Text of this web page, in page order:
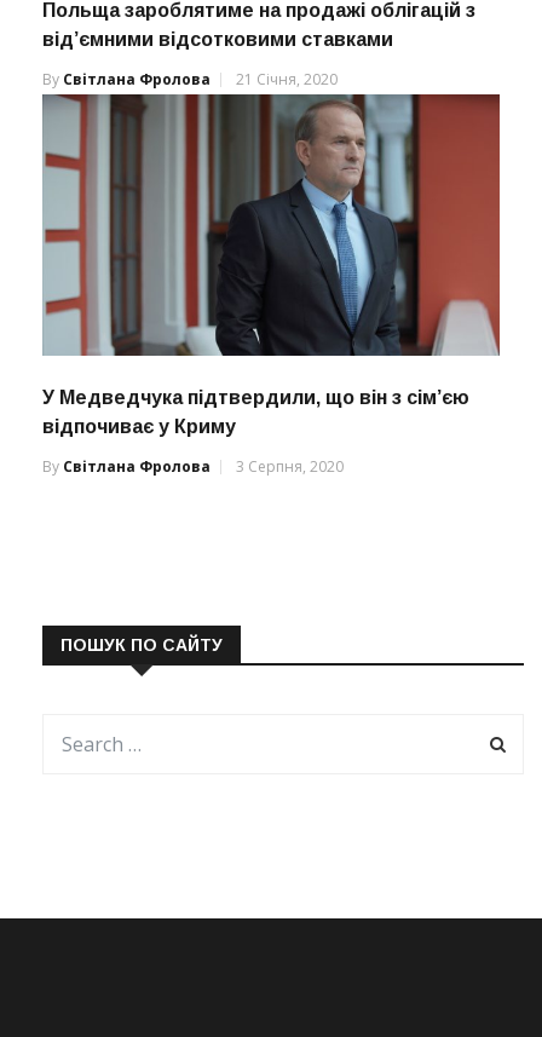
Польща зароблятиме на продажі облігацій з
від’ємними відсотковими ставками
By Світлана Фролова 21 Січня, 2020
У Медведчука підтвердили, що він з сім’єю
відпочиває у Криму
By Світлана Фролова 3 Серпня, 2020
ПОШУК ПО САЙТУ